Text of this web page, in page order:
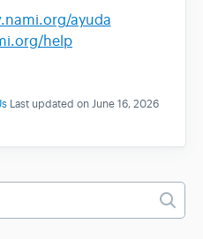
ayuda
help
Last updated on June 16, 2026